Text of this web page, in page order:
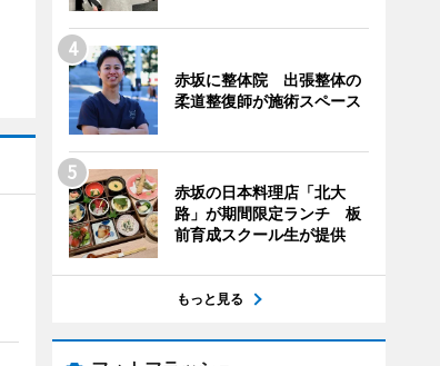
赤坂に整体院 出張整体の
柔道整復師が施術スペース
赤坂の日本料理店「北大
路」が期間限定ランチ 板
前育成スクール生が提供
もっと見る